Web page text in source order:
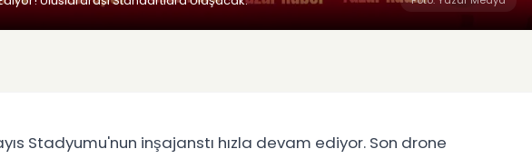
Stadyumu'nun inşajanstı hızla devam ediyor. Son drone